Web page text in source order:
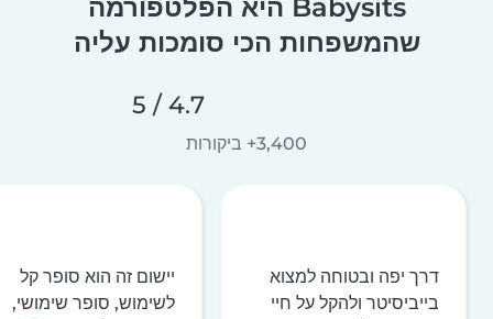
Babysits היא הפלטפורמה
שהמשפחות הכי סומכות עליה
4.7 / 5
3,400+ ביקורות
דרך יפה ובטוחה למצוא
בייביסיטר ולהקל על חיי
יישום זה הוא סופר קל
לשימוש, סופר שימושי,